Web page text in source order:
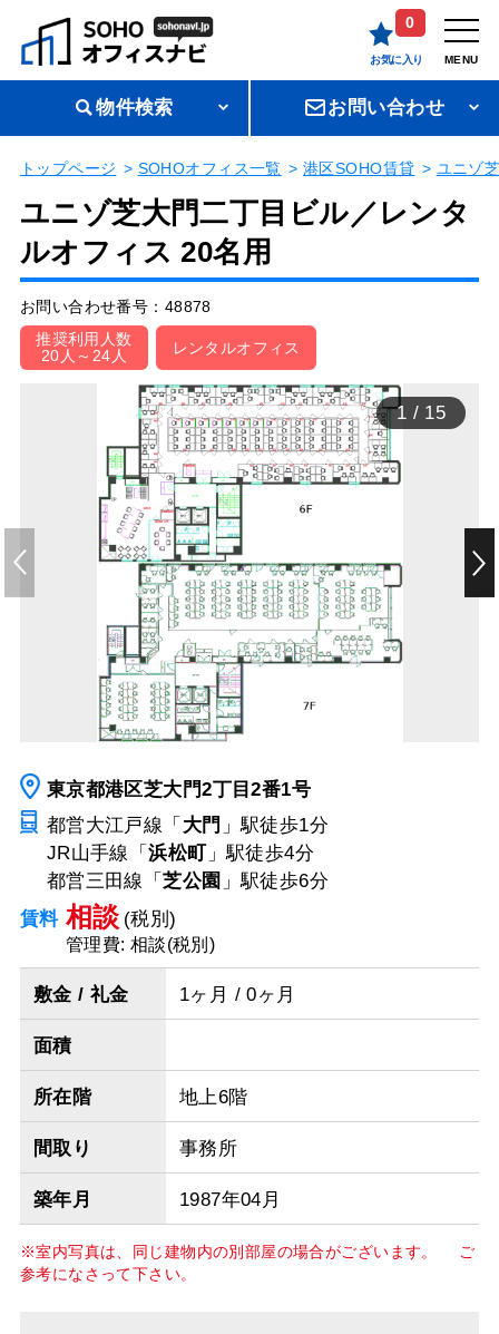
0
お気に入り MENU
物件検索 お問い合わせ
トップページ SOHOオフィス一覧 港区SOHO賃貸 ユニゾ
ユニゾ芝大門二丁目ビル／レンタ
ルオフィス 20名用
お問い合わせ番号：48878
推奨利用人数
20人～24人
レンタルオフィス
1 / 15
東京都港区芝大門2丁目2番1号
都営大江戸線「 大門 」駅徒歩1分
JR山手線「浜松町 」駅徒歩4分
都営三田線「芝公園 」駅徒歩6分
賃料 相談 (税別)
管理費: 相談(税別)
敷金 / 礼金 1ヶ月 / 0ヶ月
面積
所在階 地上6階
間取り 事務所
築年月 1987年04月
※室内写真は、同じ建物内の別部屋の場合がございます。 ご
参考になさって下さい。